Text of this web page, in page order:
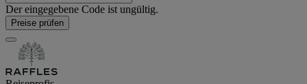
Der eingegebene Code ist ungültig.
Preise prüfen